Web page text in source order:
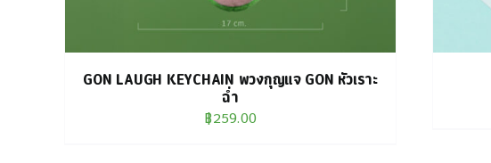
GON LAUGH KEYCHAIN พวงกุญแจ GON หัวเราะ
ฉ่ำ
฿259.00